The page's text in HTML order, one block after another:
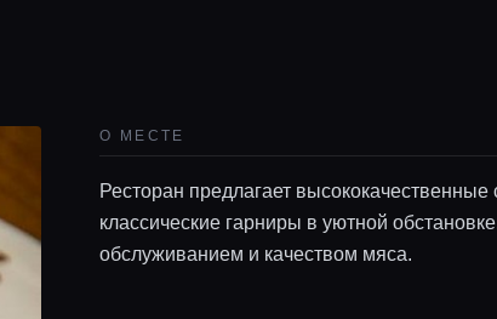
О МЕСТЕ
Ресторан предлагает высококачественные
классические гарниры в уютной
обслуживанием и качеством мяса.